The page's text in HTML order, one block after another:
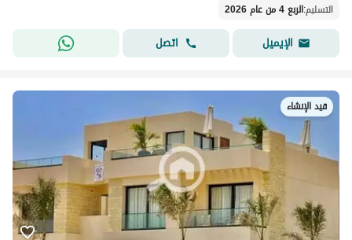
التسليم:الربع 4 من عام 2026
الإيميل اتصل
قيد الإنشاء